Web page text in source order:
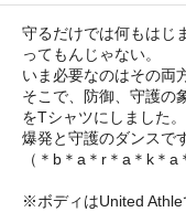
守るだけでは何もはじ
ってもんじゃない。
いま必要なのはその両
そこで、防御、守護の
をTシャツにしました。
爆発と守護のダンスで
（＊b＊a＊r＊a＊k＊a
※ボディはUnited Athle